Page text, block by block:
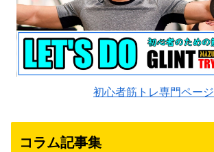
初心者筋トレ専門ページ
コラム記事集